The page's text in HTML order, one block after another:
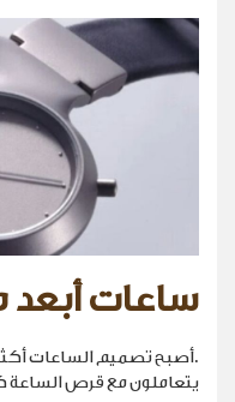
ساعات
.أصبح تصميم الساعات أكثر
يتعاملون مع قرص الساعة